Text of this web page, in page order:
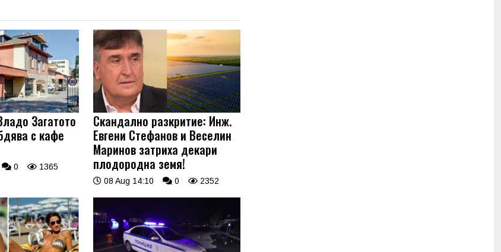
Загатото
с кафе
0 1365
Скандално разкритие: Инж.
Евгени Стефанов и Веселин
Маринов затриха декари
плодородна земя!
08 Aug 14:10 0 2352